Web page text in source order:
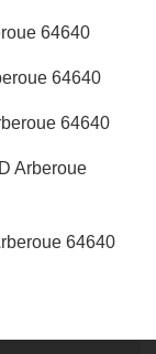
64640
64640
64640
Arberoue
64640